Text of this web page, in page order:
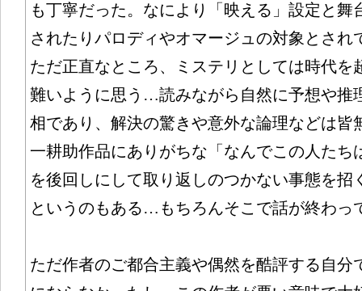
も丁寧だった。なにより「映える」設定と舞
されたりパロディやオマージュの対象とされ
ただ正直なところ、ミステリとしては時代を
難いように思う…読みながら自然に予想や推
相であり、解決の驚きや意外な論理などは皆
一耕助作品にありがちな「なんでこの人たち
を後回しにして取り返しのつかない事態を招
というのもある…もちろんそこで話が終わっ
ただ作者のご都合主義や偶然を酷評する自分